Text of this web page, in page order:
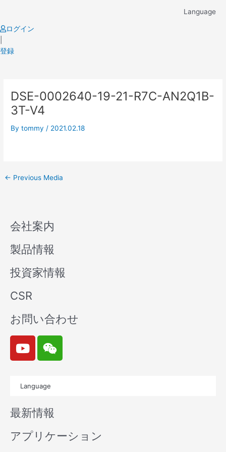
content
Language
ログイン
登録
DSE-0002640-19-21-R7C-AN2Q1B-
3T-V4
Bytommy / 2021.02.18
navigation
← Previous Media
会社案内
製品情報
投資家情報
CSR
お問い合わせ
Y
o
u
b
e
W
e
i
n
Language
最新情報
アプリケーション